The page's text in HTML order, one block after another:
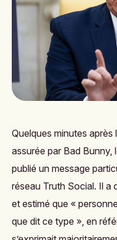
Quelques minutes
assurée par Bad Bunny,
publié un message
réseau Truth Social. Il a
et estimé que «
que dit ce type », en